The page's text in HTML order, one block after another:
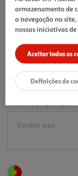
Faça a sua avaliação
Ref. / EAN:5603162900109
5,90 €
armazenamento de
a navegação no
nossas iniciativas
Aceitar todos os
Definições de